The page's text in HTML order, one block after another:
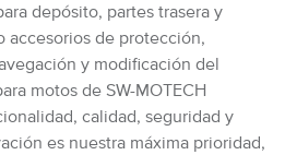
depósito, partes trasera y
accesorios de protección,
y modificación del
motos de SW-MOTECH
calidad, seguridad y
es nuestra máxima prioridad,